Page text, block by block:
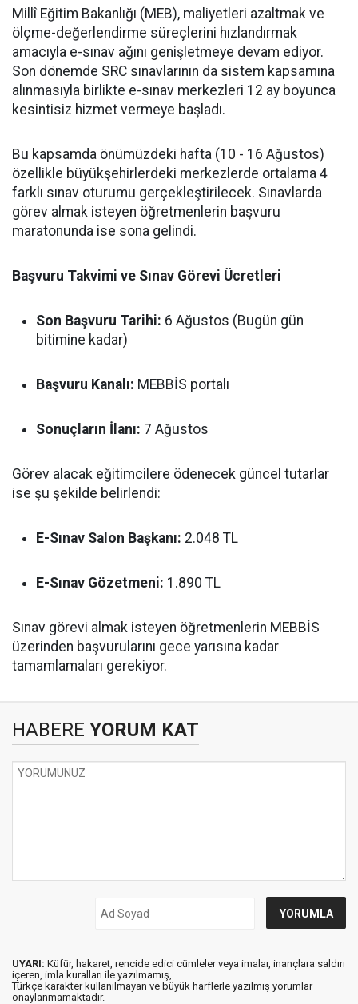
Millî Eğitim Bakanlığı (MEB), maliyetleri azaltmak ve
ölçme-değerlendirme süreçlerini hızlandırmak
amacıyla e-sınav ağını genişletmeye devam ediyor.
Son dönemde SRC sınavlarının da sistem kapsamına
alınmasıyla birlikte e-sınav merkezleri 12 ay boyunca
kesintisiz hizmet vermeye başladı.
Bu kapsamda önümüzdeki hafta (10 - 16 Ağustos)
özellikle büyükşehirlerdeki merkezlerde ortalama 4
farklı sınav oturumu gerçekleştirilecek. Sınavlarda
görev almak isteyen öğretmenlerin başvuru
maratonunda ise sona gelindi.
Başvuru Takvimi ve Sınav Görevi Ücretleri
Son Başvuru Tarihi: 6 Ağustos (Bugün gün
bitimine kadar)
Başvuru Kanalı: MEBBİS portalı
Sonuçların İlanı: 7 Ağustos
Görev alacak eğitimcilere ödenecek güncel tutarlar
ise şu şekilde belirlendi:
E-Sınav Salon Başkanı: 2.048 TL
E-Sınav Gözetmeni: 1.890 TL
Sınav görevi almak isteyen öğretmenlerin MEBBİS
üzerinden başvurularını gece yarısına kadar
tamamlamaları gerekiyor.
HABERE YORUM KAT
UYARI: Küfür, hakaret, rencide edici cümleler veya imalar, inançlara saldırı
içeren, imla kuralları ile yazılmamış,
Türkçe karakter kullanılmayan ve büyük harflerle yazılmış yorumlar
onaylanmamaktadır.